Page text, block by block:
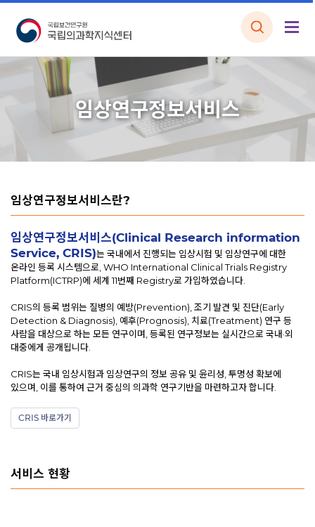
임상연구정보서비스
임상연구정보서비스란?
임상연구정보서비스(Clinical Research information
Service, CRIS)는 국내에서 진행되는 임상시험 및 임상연구에 대한
온라인 등록 시스템으로, WHO International Clinical Trials Registry
Platform(ICTRP)에 세계 11번째 Registry로 가입하였습니다.
CRIS의 등록 범위는 질병의 예방(Prevention), 조기 발견 및 진단(Early
Detection & Diagnosis), 예후(Prognosis), 치료(Treatment) 연구 등
사람을 대상으로 하는 모든 연구이며, 등록된 연구정보는 실시간으로 국내·외
대중에게 공개됩니다.
CRIS는 국내 임상시험과 임상연구의 정보 공유 및 윤리성, 투명성 확보에
있으며, 이를 통하여 근거 중심의 의과학 연구기반을 마련하고자 합니다.
CRIS 바로가기
서비스 현황